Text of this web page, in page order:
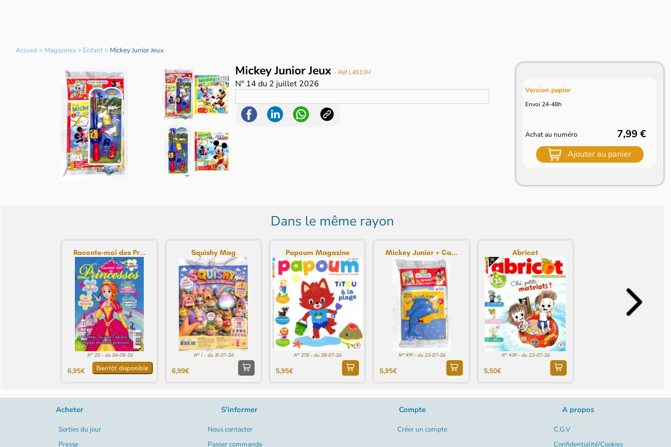
Accueil> Magazines> Enfant> Mickey Junior Jeux
Mickey Junior Jeux - Réf L4513H
N° 14 du 2 juillet 2026
Version papier
Envoi 24-48h
Achat au numéro 7,99 €
Ajouter au panier
Dans le même rayon
Raconte-moi des Pr...
N° 20 - du 06-08-26
6,95€ Bientôt disponible
Squishy Mag
N° 1 - du 31-07-26
6,99€
Papoum Magazine
N° 278 - du 28-07-26
5,95€
Mickey Junior + Ca...
N° 491 - du 23-07-26
5,95€
Abricot
N° 439 - du 22-07-26
5,50€
Acheter
Sorties du jour
Presse
S'informer
Nous contacter
Passer commande
Compte
Créer un compte
A propos
C.G.V
Confidentialité/Cookies